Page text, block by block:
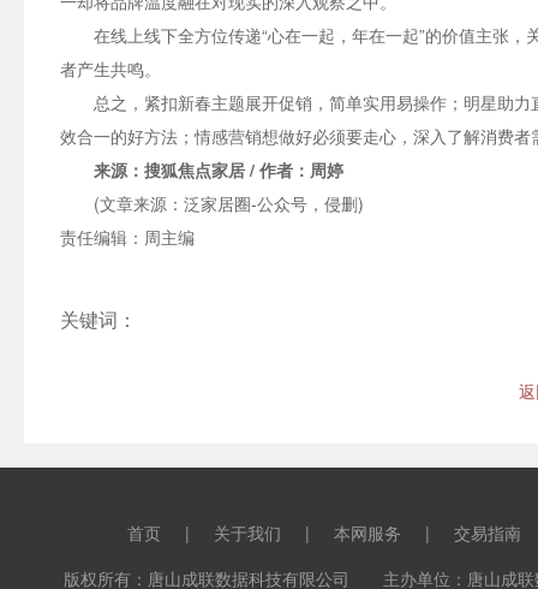
在线上线下全方位传递“心在一起，年在一起”的价值主张
者产生共鸣。
总之，紧扣新春主题展开促销，简单实用易操作；明星助
效合一的好方法；情感营销想做好必须要走心，深入了解消费者
来源： 搜狐焦点家居 / 作者：周婷
(文章来源：泛家居圈-公众号，侵删)
责任编辑：周主编
关键词：
首页 | 关于我们 | 本网服务 |
交易指南
版权所有：唐山成联数据科技有限公司 主办单位：唐山成